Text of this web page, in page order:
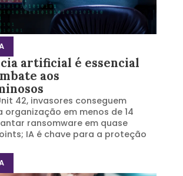
artificial é essencial
aos
42, invasores conseguem
organização em menos de 14
ransomware em quase
IA é chave para a proteção